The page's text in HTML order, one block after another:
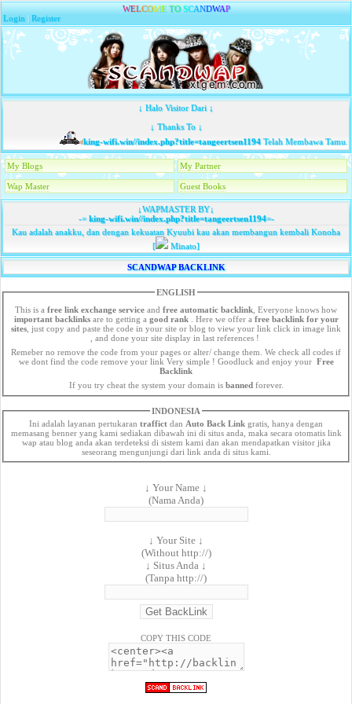
WELCOME TO SCANDWAP
Login |Register
↓ Halo Visitor Dari ↓
↓ Thanks To ↓
king-wifi.win//index.php?title=tangeertsen1194Telah Membawa Tamu...
My Blogs My Partner
Wap Master Guest Books
↓WAPMASTER BY↓
-=king-wifi.win//index.php?title=tangeertsen1194=-
Kau adalah anakku, dan dengan kekuatan Kyuubi kau akan membangun kembali Konoha
[
Minato]
SCANDWAP BACKLINK
ENGLISH
This is a free link exchange service and free automatic backlink , Everyone knows how
important backlinksare to getting a good rank. Here we offer a free backlink for your
sites , just copy and paste the code in your site or blog to view your link click in image link
, and done your site display in last references !
Remeber no remove the code from your pages or alter/ change them. We check all codes if
we dont find the code remove your link Very simple ! Goodluck and enjoy your Free
Backlink
If you try cheat the system your domain is bannedforever.
INDONESIA
Ini adalah layanan pertukaran traffict dan Auto Back Link gratis, hanya dengan
memasang benner yang kami sediakan dibawah ini di situs anda, maka secara otomatis link
wap atau blog anda akan terdeteksi di sistem kami dan akan mendapatkan visitor jika
seseorang mengunjungi dari link anda di situs kami.
↓ Your Name ↓
(Nama Anda)
↓ Your Site ↓
(Without http://)
↓ Situs Anda ↓
(Tanpa http://)
COPY THIS CODE